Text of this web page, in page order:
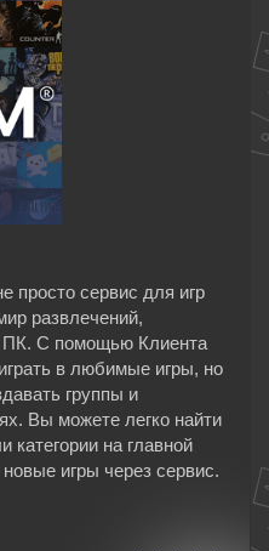
просто сервис для игр
развлечений,
ПК. С помощью Клиента
в любимые игры, но
группы и
Вы можете легко найти
категории на главной
игры через сервис.